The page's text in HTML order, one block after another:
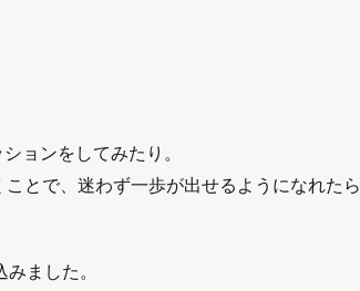
ョンをしてみたり。
とで、迷わず一歩が出せるようになれたら
ました。